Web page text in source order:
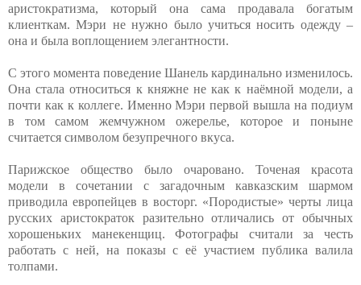
аристократизма, который она сама продавала богатым
клиенткам. Мэри не нужно было учиться носить одежду –
она и была воплощением элегантности.
С этого момента поведение Шанель кардинально изменилось.
Она стала относиться к княжне не как к наёмной модели, а
почти как к коллеге. Именно Мэри первой вышла на подиум
в том самом жемчужном ожерелье, которое и поныне
считается символом безупречного вкуса.
Парижское общество было очаровано. Точеная красота
модели в сочетании с загадочным кавказским шармом
приводила европейцев в восторг. «Породистые» черты лица
русских аристократок разительно отличались от обычных
хорошеньких манекенщиц. Фотографы считали за честь
работать с ней, на показы с её участием публика валила
толпами.